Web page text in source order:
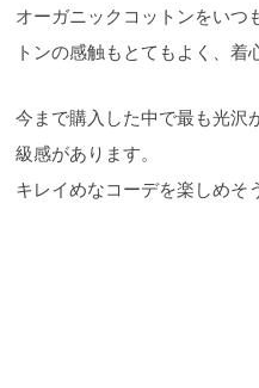
オーガニックコットンをいつ
トンの感触もとてもよく、着
今まで購入した中で最も光沢
級感があります。
キレイめなコーデを楽しめそ